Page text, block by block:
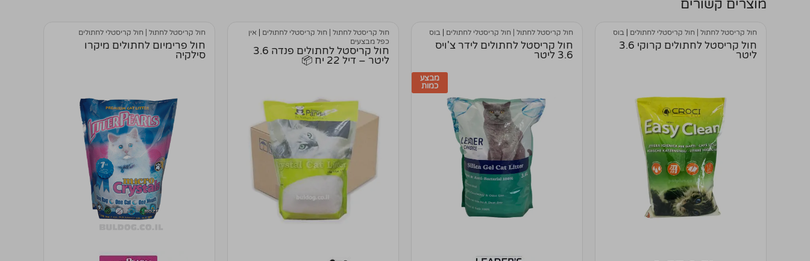
מוצרים קשורים
חול קריסטל לחתול | חול קריסטלי לחתולים | בוס
חול קריסטל לחתולים קרוקי 3.6
ליטר
חול קריסטל לחתול | חול קריסטלי לחתולים | בוס
חול קריסטל לחתולים לידר צ'ויס
3.6 ליטר
מבצע
כמות
חול קריסטל לחתול | חול קריסטלי לחתולים | אין
כפל מבצעים
חול קריסטל לחתולים פנדה 3.6
ליטר – דיל 22 יח 📦
חול קריסטל לחתול | חול קריסטלי לחתולים
חול פרימיום לחתולים מיקרו
סילקיה